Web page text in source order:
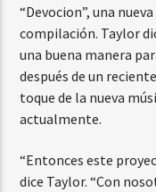
“Devocion”, una
compilación. Taylor
una buena manera
después de un
toque de la nueva
actualmente.
“Entonces este
dice Taylor. “Con